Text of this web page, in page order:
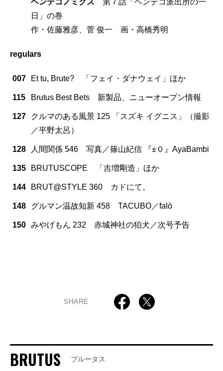
日」の巻
作・佐藤雅彦、菅 俊一 画・高橋秀明
regulars
007 Et tu, Brute? 「フェイ・ダナウェイ」ほか
115 Brutus Best Bets 新製品、ニューオープン情報
127
クルマのある風景 125 「スズキ イグニス」（撮影
／平野太呂）
128 人間関係 546 写真／篠山紀信 『±０』AyaBambi
135 BRUTUSCOPE 「吉増剛造」ほか
144 BRUT@STYLE 360 カドにて。
148 グルマン温故知新 458 TACUBO／falò
150 みやげもん 232 赤城神社の狛犬／次号予告
SHARE
BRUTUS ブルータス